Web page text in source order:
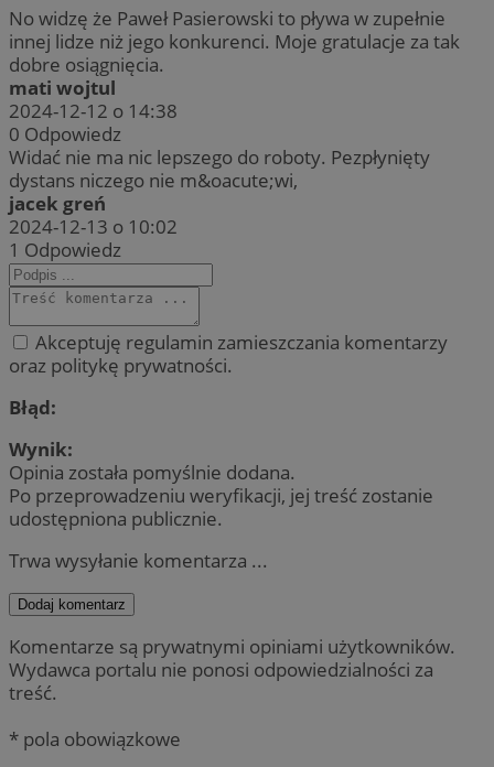
No widzę że Paweł Pasierowski to pływa w zupełnie
innej lidze niż jego konkurenci. Moje gratulacje za tak
dobre osiągnięcia.
mati wojtul
2024-12-12 o 14:38
0 Odpowiedz
Widać nie ma nic lepszego do roboty. Pezpłynięty
dystans niczego nie m&oacute;wi,
jacek greń
2024-12-13 o 10:02
1 Odpowiedz
Akceptuję regulamin zamieszczania komentarzy
oraz politykę prywatności.
Błąd:
Wynik:
Opinia została pomyślnie dodana.
Po przeprowadzeniu weryfikacji, jej treść zostanie
udostępniona publicznie.
Trwa wysyłanie komentarza ...
Dodaj komentarz
Komentarze są prywatnymi opiniami użytkowników.
Wydawca portalu nie ponosi odpowiedzialności za
treść.
* pola obowiązkowe